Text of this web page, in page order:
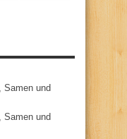
Samen und
Samen und